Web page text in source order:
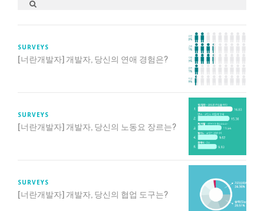
SURVEYS
[너란개발자] 개발자, 당신의 연애 경험은?
SURVEYS
[너란개발자] 개발자, 당신의 노동요 장르는?
SURVEYS
[너란개발자] 개발자, 당신의 협업 도구는?